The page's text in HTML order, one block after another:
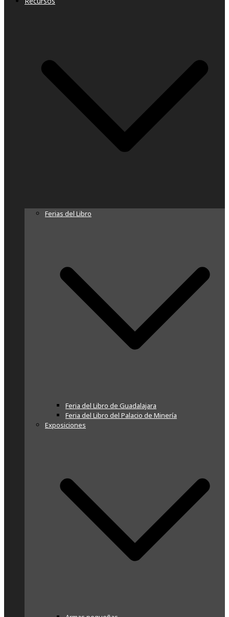
Ferias del Libro
Feria del Libro de Guadalajara
Feria del Libro del Palacio de Minería
Exposiciones